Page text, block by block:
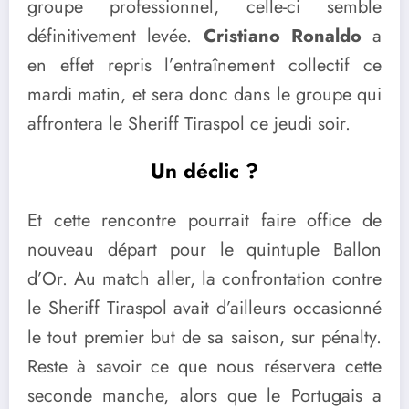
groupe professionnel, celle-ci semble
définitivement levée. Cristiano Ronaldo a
en effet repris l’entraînement collectif ce
mardi matin, et sera donc dans le groupe qui
affrontera le Sheriff Tiraspol ce jeudi soir.
Un déclic ?
Et cette rencontre pourrait faire office de
nouveau départ pour le quintuple Ballon
d’Or. Au match aller, la confrontation contre
le Sheriff Tiraspol avait d’ailleurs occasionné
le tout premier but de sa saison, sur pénalty.
Reste à savoir ce que nous réservera cette
seconde manche, alors que le Portugais a